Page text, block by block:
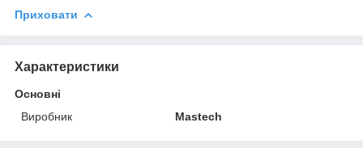
Приховати
Характеристики
Основні
Виробник
Mastech